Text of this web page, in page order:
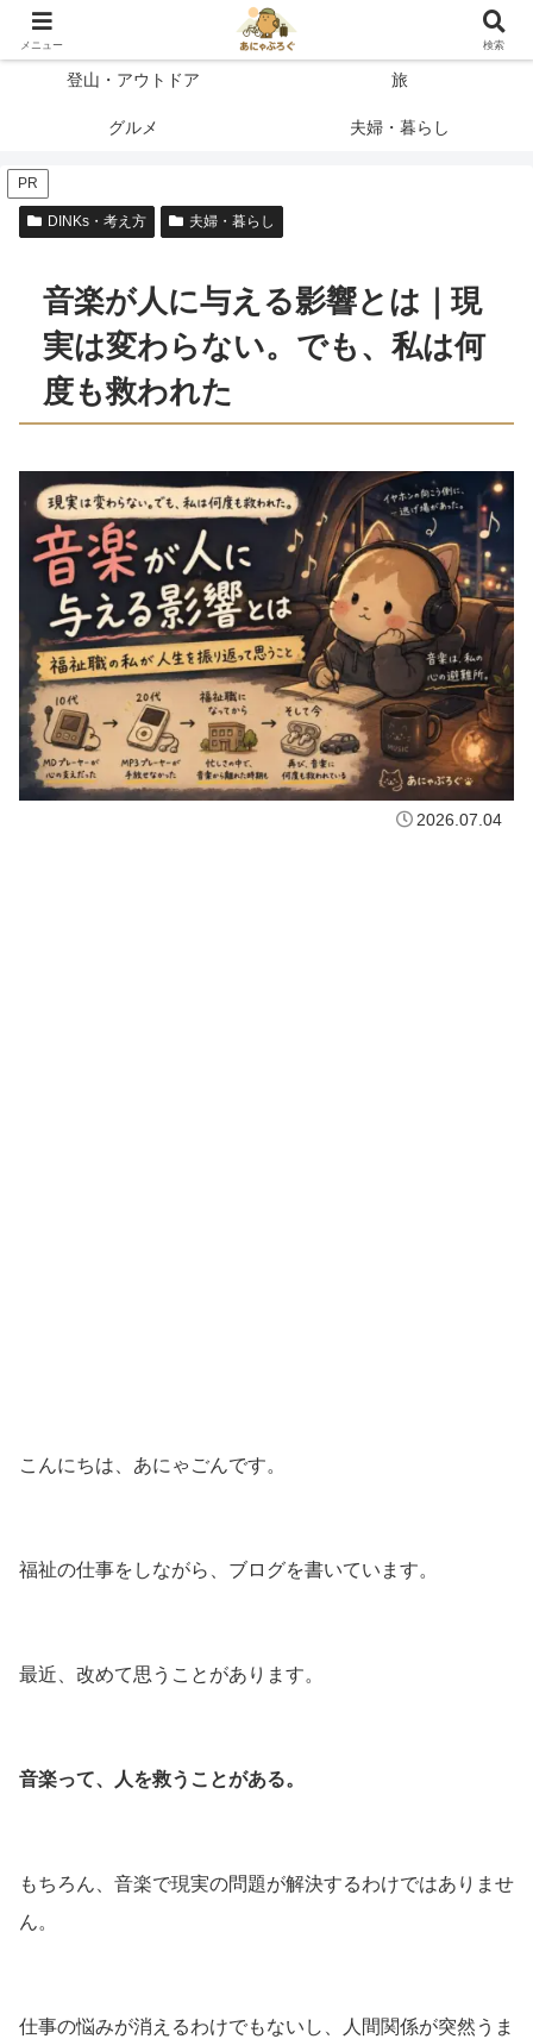
登って、使って、納得したことだけを書く
登山・アウトドア 旅
グルメ 夫婦・暮らし
PR
DINKs・考え方 夫婦・暮らし
音楽が人に与える影響とは｜現
実は変わらない。でも、私は何
度も救われた
2026.07.04
こんにちは、あにゃごんです。
福祉の仕事をしながら、ブログを書いています。
最近、改めて思うことがあります。
音楽って、人を救うことがある。
もちろん、音楽で現実の問題が解決するわけではありませ
ん。
仕事の悩みが消えるわけでもないし、人間関係が突然うま
メニュー 検索